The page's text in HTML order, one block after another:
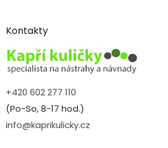
aKontakty
+420 602 277 110
(Po-So, 8-17 hod.)
info@kaprikulicky.cz